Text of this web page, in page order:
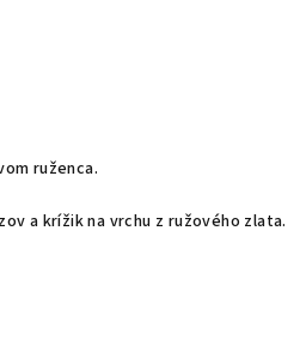
ruženca.
a krížik na vrchu z ružového zlata.